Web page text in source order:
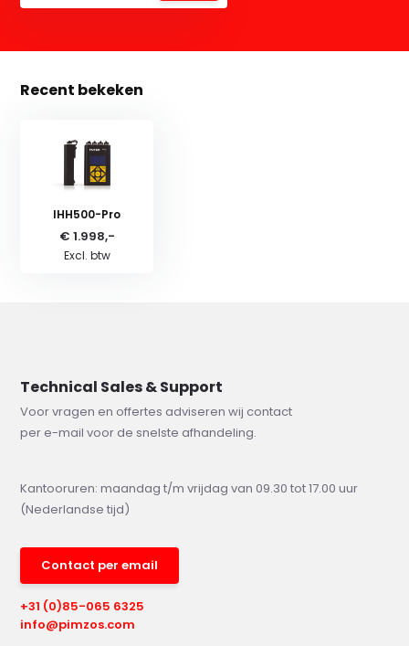
Recent bekeken
IHH500-Pro
€ 1.998,-
Excl. btw
Technical Sales & Support
Voor vragen en offertes adviseren wij contact
per e-mail voor de snelste afhandeling.
Kantooruren: maandag t/m vrijdag van 09.30 tot 17.00 uur
(Nederlandse tijd)
Contact per email
+31 (0)85-065 6325
info@pimzos.com